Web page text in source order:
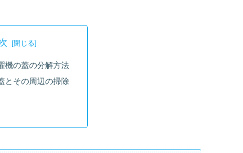
機の蓋の分解方法
とその周辺の掃除